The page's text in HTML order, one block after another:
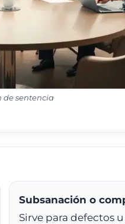
de sentencia
Subsanación o
Sirve para defectos